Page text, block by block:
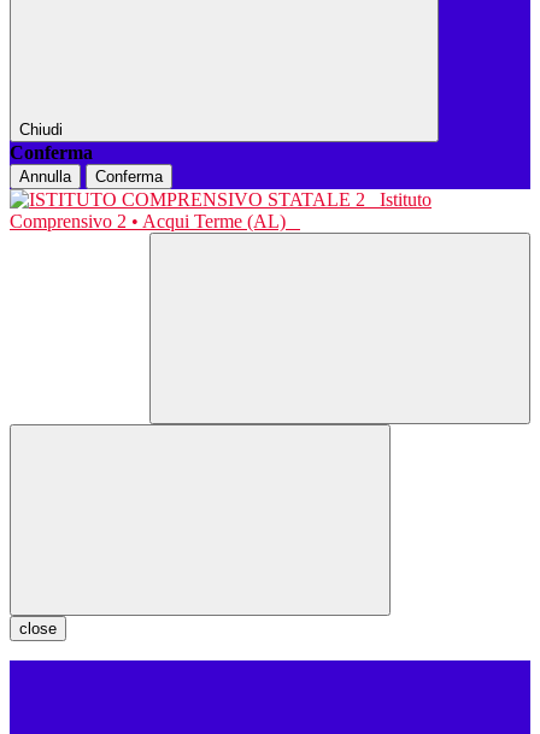
Chiudi
Conferma
Annulla Conferma
Istituto
Comprensivo 2 • Acqui Terme (AL)
close